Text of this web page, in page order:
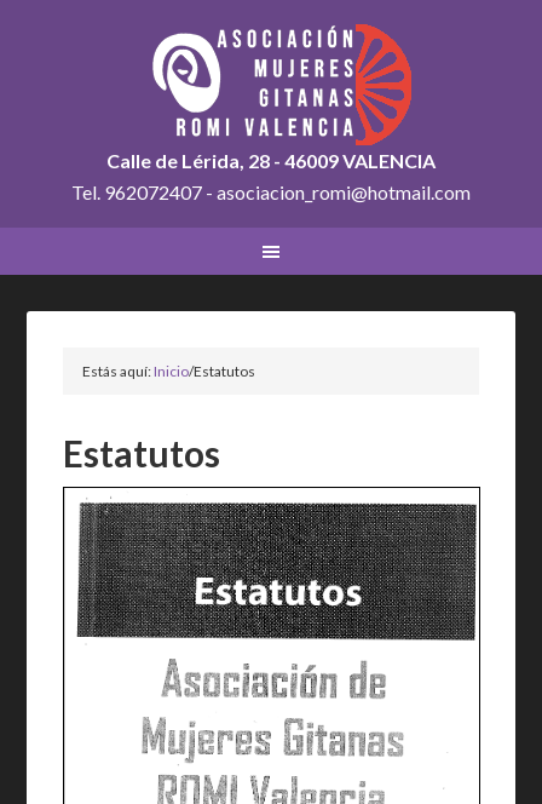
Calle de Lérida, 28 - 46009 VALENCIA
Tel. 962072407 - asociacion_romi@hotmail.com
Estás aquí:Inicio/Estatutos
Estatutos